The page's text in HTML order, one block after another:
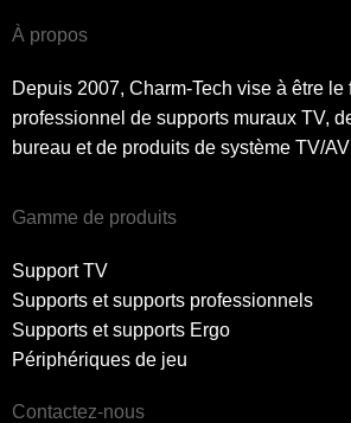
À propos
Depuis 2007, Charm-Tech vise à être
professionnel de supports muraux TV,
bureau et de produits de système TV/
Gamme de produits
Support TV
Supports et supports professionnels
Supports et supports Ergo
Périphériques de jeu
Contactez-nous